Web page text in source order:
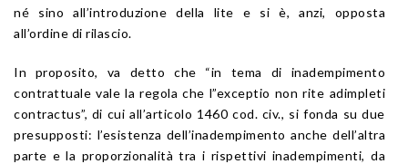
né sino all’introduzione della lite e si è, anzi, opposta
all’ordine di rilascio.
In proposito, va detto che “in tema di inadempimento
contrattuale vale la regola che l”exceptio non rite adimpleti
contractus”, di cui all’articolo 1460 cod. civ., si fonda su due
presupposti: l’esistenza dell’inadempimento anche dell’altra
parte e la proporzionalità tra i rispettivi inadempimenti, da